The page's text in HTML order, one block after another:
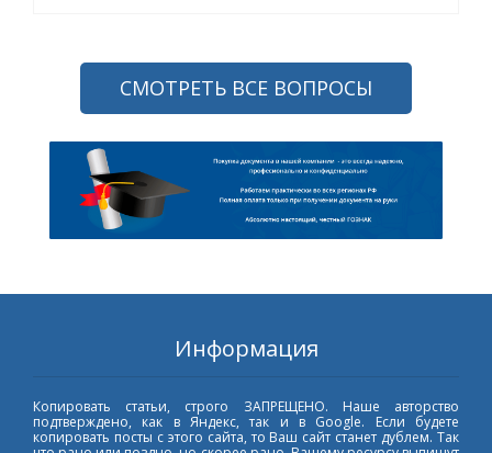
СМОТРЕТЬ ВСЕ ВОПРОСЫ
Информация
Копировать статьи, строго ЗАПРЕЩЕНО. Наше авторство
подтверждено, как в Яндекс, так и в Google. Если будете
копировать посты с этого сайта, то Ваш сайт станет дублем. Так